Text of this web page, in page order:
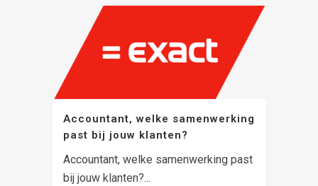
Accountant, welke samenwerking
past bij jouw klanten?
Accountant, welke samenwerking past
bij jouw klanten?...